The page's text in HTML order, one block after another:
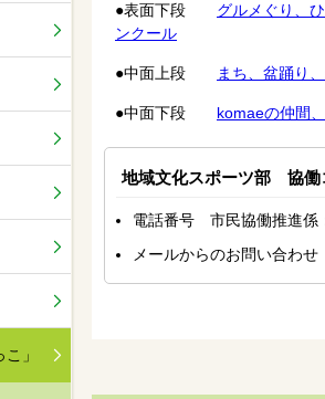
」
●表面下段 グルメぐり、
ンクール
●中面上段 まち、盆踊り
●中面下段 komaeの仲間
地域文化スポーツ部 協働
電話番号 市民協働推進係
メールからのお問い合わせ